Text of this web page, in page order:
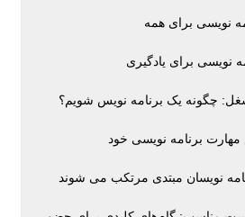
نویسی برای یادگیری
چگونه یک برنامه نویس شویم؟